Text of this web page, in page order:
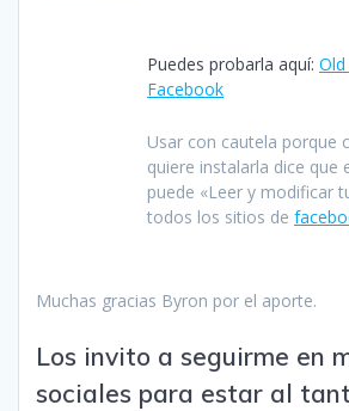
Puedes probarla aquí:
Facebook
Usar con cautela porque
quiere instalarla dice que
puede «Leer y modificar
todos los sitios de
Muchas gracias Byron por el aporte.
Los invito a seguirme en
sociales para estar al